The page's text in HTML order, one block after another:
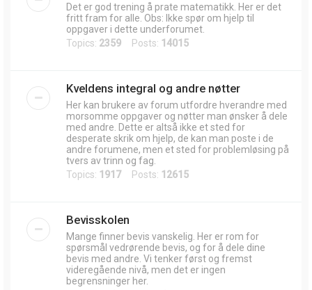
Det er god trening å prate matematikk. Her er det
fritt fram for alle. Obs: Ikke spør om hjelp til
oppgaver i dette underforumet.
Topics: 2359 Posts: 14015
Kveldens integral og andre nøtter
Her kan brukere av forum utfordre hverandre med
morsomme oppgaver og nøtter man ønsker å dele
med andre. Dette er altså ikke et sted for
desperate skrik om hjelp, de kan man poste i de
andre forumene, men et sted for problemløsing på
tvers av trinn og fag.
Topics: 1917Posts: 12615
Bevisskolen
Mange finner bevis vanskelig. Her er rom for
spørsmål vedrørende bevis, og for å dele dine
bevis med andre. Vi tenker først og fremst
videregående nivå, men det er ingen
begrensninger her.